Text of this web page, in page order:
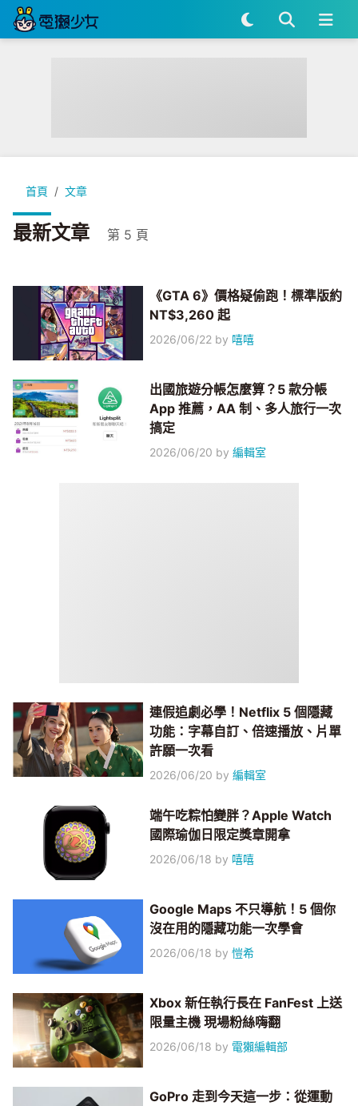
首頁 文章
最新文章 第 5 頁
《GTA 6》價格疑偷跑！標準版約
NT$3,260 起
2026/06/22 by 嘻嘻
出國旅遊分帳怎麼算？5 款分帳
App 推薦，AA 制、多人旅行一次
搞定
2026/06/20 by編輯室
連假追劇必學！Netflix 5 個隱藏
功能：字幕自訂、倍速播放、片單
許願一次看
2026/06/20 by編輯室
端午吃粽怕變胖？Apple Watch
國際瑜伽日限定獎章開拿
2026/06/18 by 嘻嘻
Google Maps 不只導航！5 個你
沒在用的隱藏功能一次學會
2026/06/18 by愷希
Xbox 新任執行長在 FanFest 上送
限量主機 現場粉絲嗨翻
2026/06/18 by 電獺編輯部
GoPro 走到今天這一步：從運動